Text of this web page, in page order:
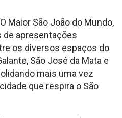
Maior São João do Mundo,
apresentações
os diversos espaços do
São José da Mata e
mais uma vez
que respira o São